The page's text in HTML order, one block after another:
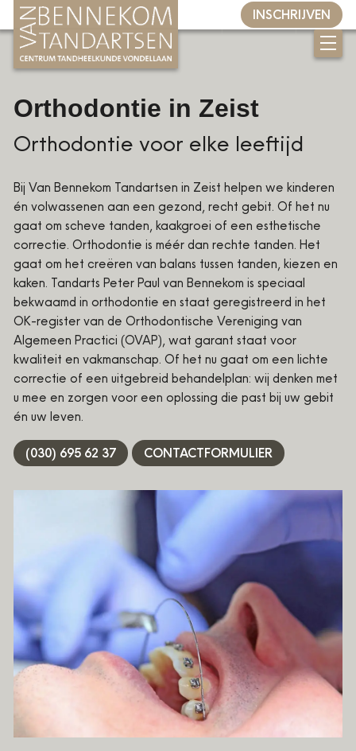
INSCHRIJVEN
Ons aanbod
Preventieve mondzorg
Orthodontie
Implantologie
Wortelkanaalbehandeling
Aligners
Rejuvenate
Tanden bleken
Kidsplan
Tandartscontrole
Praktijk
Team
Tarieven en betalen
Contact
Orthodontie in Zeist
Orthodontie voor elke leeftijd
Bij Van Bennekom Tandartsen in Zeist helpen we kinderen
én volwassenen aan een gezond, recht gebit. Of het nu
gaat om scheve tanden, kaakgroei of een esthetische
correctie. Orthodontie is méér dan rechte tanden. Het
gaat om het creëren van balans tussen tanden, kiezen en
kaken. Tandarts Peter Paul van Bennekom is speciaal
bekwaamd in orthodontie en staat geregistreerd in het
OK-register van de Orthodontische Vereniging van
Algemeen Practici (OVAP), wat garant staat voor
kwaliteit en vakmanschap. Of het nu gaat om een lichte
correctie of een uitgebreid behandelplan: wij denken met
u mee en zorgen voor een oplossing die past bij uw gebit
én uw leven.
(030) 695 62 37 CONTACTFORMULIER